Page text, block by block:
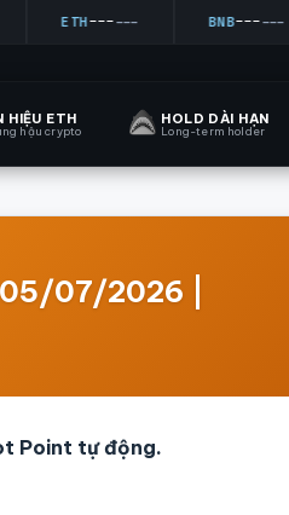
------ ------
HIỆU ETH
hậu crypto
HOLD DÀI HẠN
Long-term holder
07/2026 |
Point tự động.